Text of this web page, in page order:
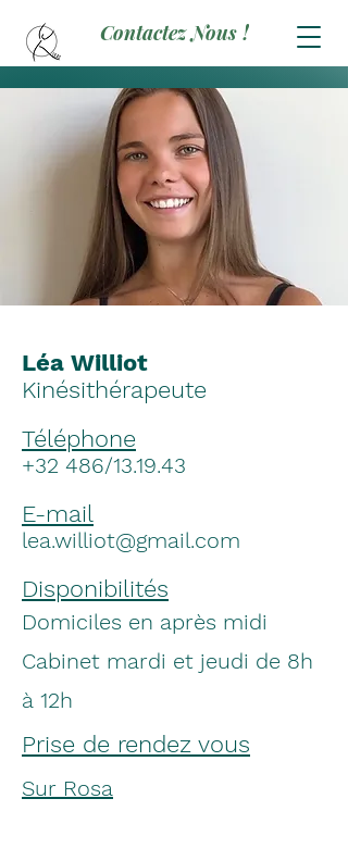
Contactez Nous !
Léa Williot
Kinésithérapeute
Téléphone
+32 486/13.19.43
E-mail
lea.williot@gmail.com
Disponibilités
Domiciles en après midi
Cabinet mardi et jeudi de 8h
à 12h
Prise de rendez vous
Sur Rosa